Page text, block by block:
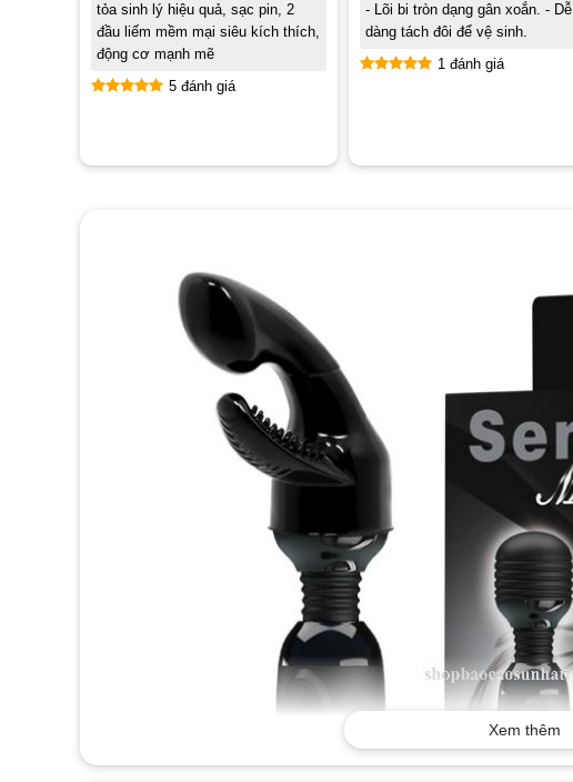
tỏa sinh lý hiệu quả, sạc pin, 2
đầu liếm mềm mại siêu kích thích,
động cơ mạnh mẽ
5 đánh giá
- Lõi bi tròn dạng gân xoắn. - Dễ
dàng tách đôi để vệ sinh.
1 đánh giá
Xem thêm